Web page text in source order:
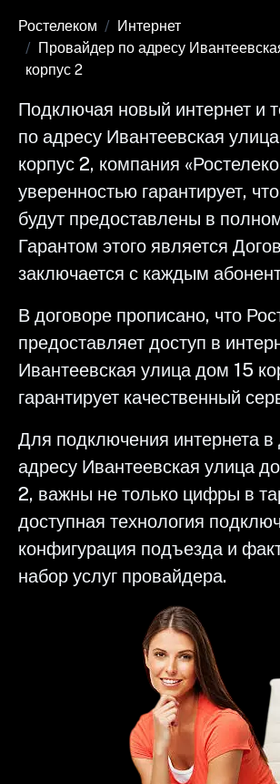
Ростелеком
Интернет
Провайдер по адресу
корпус 2
Подключая новый интернет и
по адресу Ивантеевская
корпус 2, компания
уверенностью гарантирует,
будут предоставлены в
Гарантом этого является
заключается с каждым
В договоре прописано, что
предоставляет доступ в
Ивантеевская улица дом 15
гарантирует качественный
Для подключения интернета
адресу Ивантеевская улица
2, важны не только цифры в
доступная технология
конфигурация подъезда и
набор услуг провайдера.